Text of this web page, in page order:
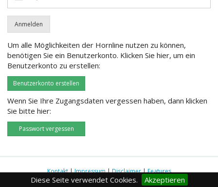
Diese Seite verwendet Cookies. Akzeptieren
Um alle Möglichkeiten der Hornline nutzen zu können,
benötigen Sie ein Benutzerkonto. Klicken Sie hier, um ein
Benutzerkonto zu erstellen:
Benutzerkonto erstellen
Wenn Sie Ihre Zugangsdaten vergessen haben, dann klicken
Sie bitte hier:
Passwort vergessen
Kontakt|Impressum|Disclaimer|Features